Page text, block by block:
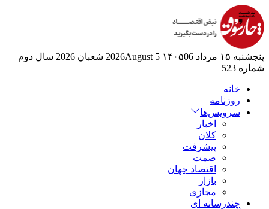
پنجشنبه ۱۵ مرداد ۱۴۰۵ 06 2026August 5 شعبان 2026
سال دوم
شماره 523
خانه
روزنامه
سرویس‌ها
اخبار
کلان
پیشرفت
صمت
اقتصاد جهان
بازار
مجازی
چندرسانه ای